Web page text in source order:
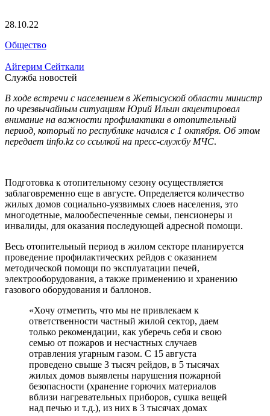
28.10.22
Общество
Айгерим Сейткали
Служба новостей
В ходе встречи с населением в Жетысуской области министр
по чрезвычайным ситуациям Юрий Ильин акцентировал
внимание на важности профилактики в отопительный
период, который по республике начался с 1 октября. Об этом
передает tinfo.kz со ссылкой на пресс-службу МЧС.
Подготовка к отопительному сезону осуществляется
заблаговременно еще в августе. Определяется количество
жилых домов социально-уязвимых слоев населения, это
многодетные, малообеспеченные семьи, пенсионеры и
инвалиды, для оказания последующей адресной помощи.
Весь отопительный период в жилом секторе планируется
проведение профилактических рейдов с оказанием
методической помощи по эксплуатации печей,
электрооборудования, а также применению и хранению
газового оборудования и баллонов.
«Хочу отметить, что мы не привлекаем к
ответственности частный жилой сектор, даем
только рекомендации, как уберечь себя и свою
семью от пожаров и несчастных случаев
отравления угарным газом. С 15 августа
проведено свыше 3 тысяч рейдов, в 5 тысячах
жилых домов выявлены нарушения пожарной
безопасности (хранение горючих материалов
вблизи нагревательных приборов, сушка вещей
над печью и т.д.), из них в 3 тысячах домах